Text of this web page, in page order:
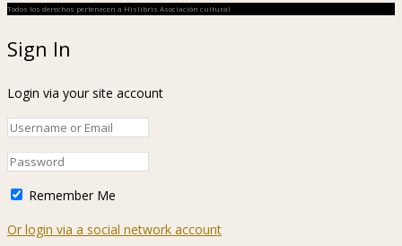
Todos los derechos pertenecen a Hislibris Asociación cultural
Sign In
Login via your site account
Remember Me
Or login via a social network account